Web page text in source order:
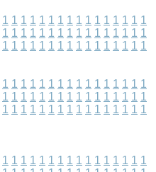
1 1 1 1 1 1 1 1 1 1 1 1 1 1 1 1
1 1 1 1 1 1 1 1 1 1 1 1 1 1 1 1
1 1 1 1 1 1 1 1 1 1 1 1 1 1 1 1
1 1 1 1 1 1 1 1 1 1 1 1 1 1 1 1
1 1 1 1 1 1 1 1 1 1 1 1 1 1 1 1
1 1 1 1 1 1 1 1 1 1 1 1 1 1 1 1
1 1 1 1 1 1 1 1 1 1 1 1 1 1 1 1